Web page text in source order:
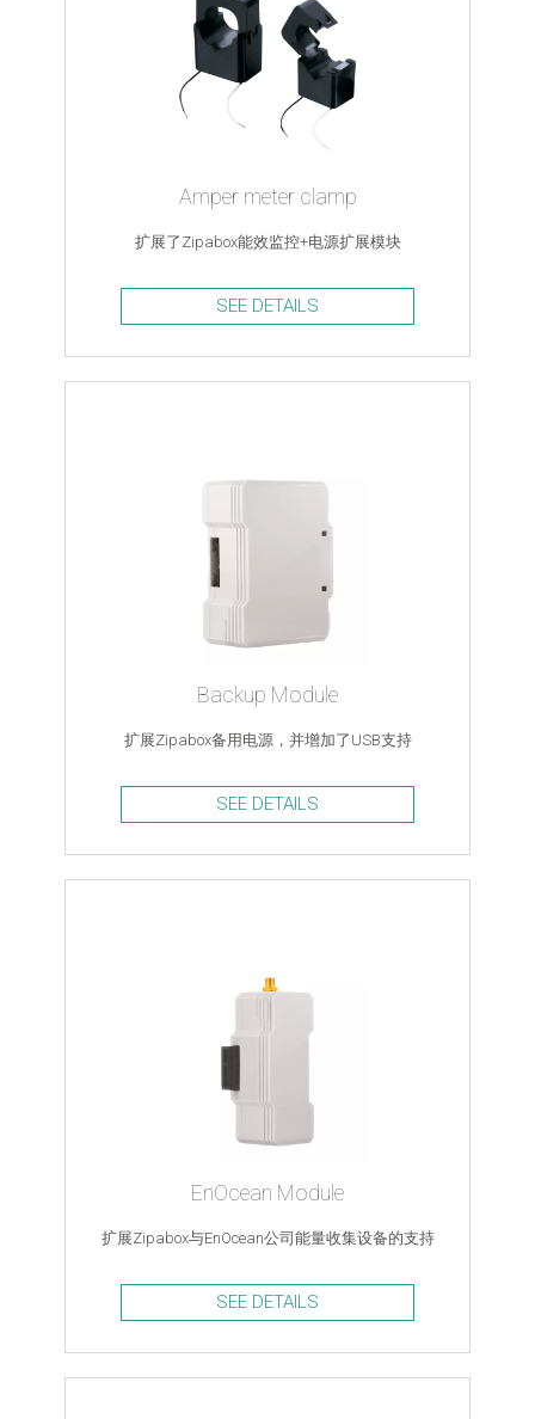
Amper meter clamp
扩展了Zipabox能效监控+电源扩展模块
SEE DETAILS
Backup Module
扩展Zipabox备用电源，并增加了USB支持
SEE DETAILS
EnOcean Module
扩展Zipabox与EnOcean公司能量收集设备的支持
SEE DETAILS